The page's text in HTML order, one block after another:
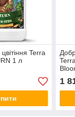
Terra
1 л
5л
1